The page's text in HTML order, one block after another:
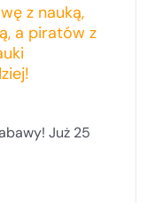
z nauką,
a piratów z
Już 25